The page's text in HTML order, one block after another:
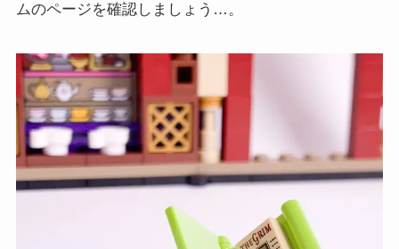
ムのページを確認しましょう…。